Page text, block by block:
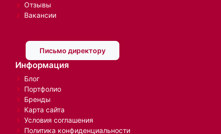
Отзывы
Вакансии
Письмо директору
Информация
Блог
Портфолио
Бренды
Карта сайта
Условия соглашения
Политика конфиденциальности